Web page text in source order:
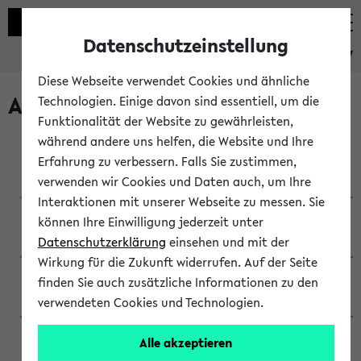
eKVV
Archivierte Studiengänge
Anglistik: British and American Studies / B.A.
(Einschreibung bis WiSe 16/17)
Anglistik: British and American Studies / B.A.
(Einschreibung bis SoSe 2015)
Anglistik: British and American Studies / B.A.
(Einschreibung bis SoSe 2013)
Anglistik: British and American Studies / Ba
(Einschreibung bis SoSe 2011)
Datenschutzeinstellung
Diese Webseite verwendet Cookies und ähnliche
Technologien. Einige davon sind essentiell, um die
Funktionalität der Website zu gewährleisten,
während andere uns helfen, die Website und Ihre
Erfahrung zu verbessern. Falls Sie zustimmen,
verwenden wir Cookies und Daten auch, um Ihre
Interaktionen mit unserer Webseite zu messen. Sie
können Ihre Einwilligung jederzeit unter
Datenschutzerklärung einsehen und mit der
Wirkung für die Zukunft widerrufen. Auf der Seite
finden Sie auch zusätzliche Informationen zu den
verwendeten Cookies und Technologien.
Alle akzeptieren